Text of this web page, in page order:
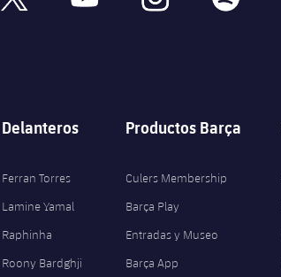
Delanteros
Ferran Torres
Lamine Yamal
Raphinha
Roony Bardghji
Productos Barça
Culers Membership
Barça Play
Entradas y Museo
Barça App